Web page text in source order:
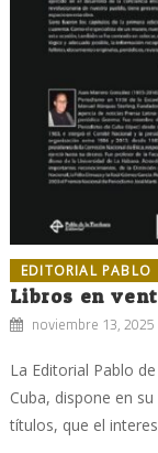
EDITORIAL PABLO
Libros en
noviembre 13, 2025
La Editorial Pablo
Cuba, dispone en
títulos, que el